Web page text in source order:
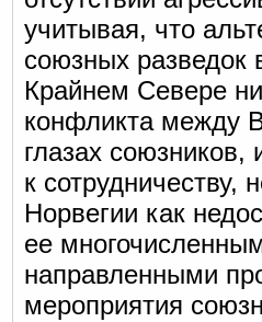
учитывая, что
союзных разведок
Крайнем Севере
конфликта между
глазах союзников,
к
Норвегии как
ее
направленными
мероприятия